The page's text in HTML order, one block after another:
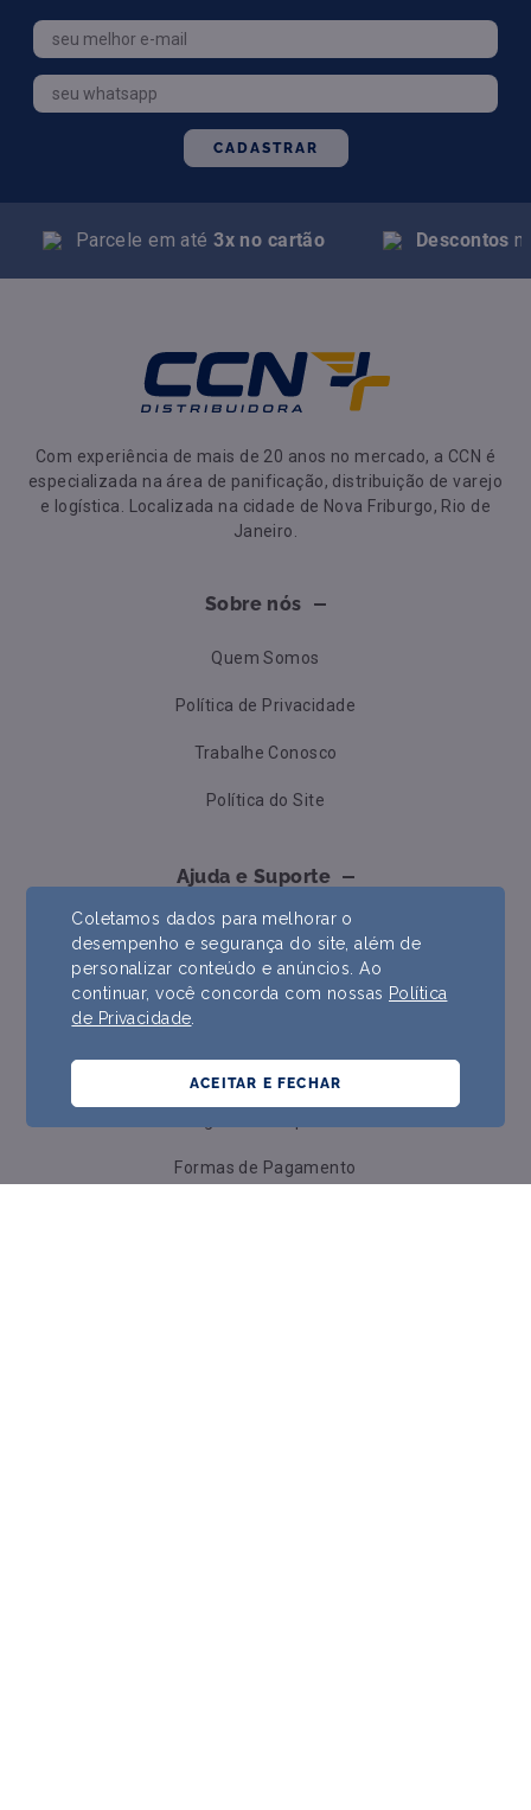
CADASTRAR
Parcele em até3x no cartão Descontos
Com experiência de mais de 20 anos no mercado, a CCN é
especializada na área de panificação, distribuição de varejo
e logística. Localizada na cidade de Nova Friburgo, Rio de
Janeiro.
Sobre nós
Quem Somos
Política de Privacidade
Trabalhe Conosco
Política do Site
Ajuda e Suporte
Contato
Formas de Pagamento
Trocas e Devoluções
Formas de Pagamento
Coletamos dados para melhorar o
desempenho e segurança do site, além de
personalizar conteúdo e anúncios. Ao
continuar, você concorda com nossas Política
de Privacidade
ACEITAR E FECHAR